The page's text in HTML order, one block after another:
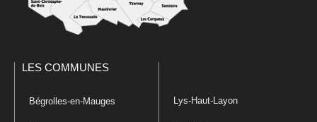
LES COMMUNES
Bégrolles-en-Mauges Lys-Haut-Layon